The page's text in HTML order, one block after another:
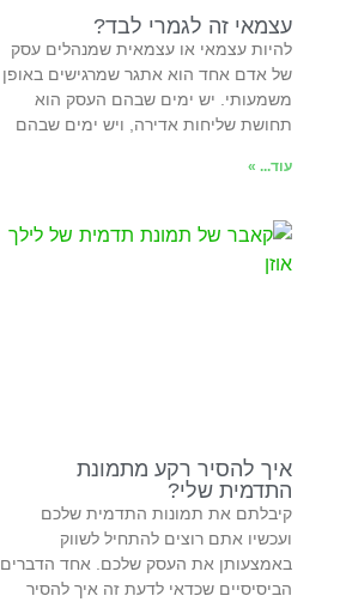
עצמאי זה לגמרי לבד?
להיות עצמאי או עצמאית שמנהלים עסק
של אדם אחד הוא אתגר שמרגישים באופן
משמעותי. יש ימים שבהם העסק הוא
תחושת שליחות אדירה, ויש ימים שבהם
עוד... »
איך להסיר רקע מתמונת
התדמית שלי?
קיבלתם את תמונות התדמית שלכם
ועכשיו אתם רוצים להתחיל לשווק
באמצעותן את העסק שלכם. אחד הדברים
הביסיסיים שכדאי לדעת זה איך להסיר